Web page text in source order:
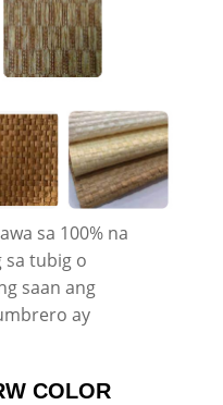
sa 100% na
tubig o
saan ang
ay
COLOR